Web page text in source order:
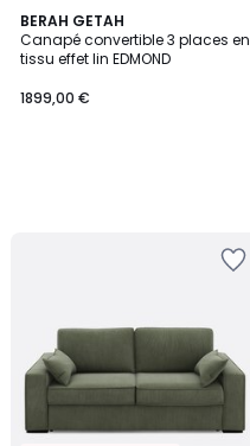
BERAH GETAH
Canapé convertible 3 places en
tissu effet lin EDMOND
1899,00 €